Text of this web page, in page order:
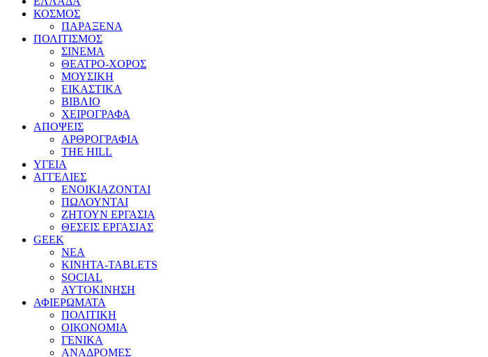
ΚΟΣΜΟΣ
ΠΑΡΑΞΕΝΑ
ΠΟΛΙΤΙΣΜΟΣ
ΣΙΝΕΜΑ
ΘΕΑΤΡΟ-ΧΟΡΟΣ
ΜΟΥΣΙΚΗ
ΕΙΚΑΣΤΙΚΑ
ΒΙΒΛΙΟ
ΧΕΙΡΟΓΡΑΦΑ
ΑΠΟΨΕΙΣ
ΑΡΘΡΟΓΡΑΦΙΑ
THE HILL
ΥΓΕΙΑ
ΑΓΓΕΛΙΕΣ
ΕΝΟΙΚΙΑΖΟΝΤΑΙ
ΠΩΛΟΥΝΤΑΙ
ΖΗΤΟΥΝ ΕΡΓΑΣΙΑ
ΘΕΣΕΙΣ ΕΡΓΑΣΙΑΣ
GEEK
ΝΕΑ
ΚΙΝΗΤΑ-TABLETS
SOCIAL
ΑΥΤΟΚΙΝΗΣΗ
ΑΦΙΕΡΩΜΑΤΑ
ΠΟΛΙΤΙΚΗ
ΟΙΚΟΝΟΜΙΑ
ΓΕΝΙΚΑ
ΑΝΑΔΡΟΜΕΣ